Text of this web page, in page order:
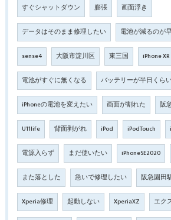
すぐシャットダウン 膨張 画面浮き
データはそのまま修理したい 電池が減るのが
sense4 大阪市淀川区 東三国 iPhone XR
電池がすぐに無くなる バッテリーが半日くら
iPhoneの電池を変えたい 画面が割れた 阪
U11life 背面剥がれ iPod iPodTouch
電源入らず まだ使いたい iPhoneSE2020
また落とした 急いで修理したい 阪急園田
Xperia修理 起動しない XperiaXZ エク